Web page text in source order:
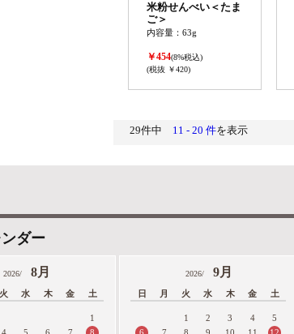
米粉せんべい＜たま
ご＞
内容量：63g
￥454(8%税込)
(税抜 ￥420)
29件中 11 - 20 件を表示
ダー
2026/ 8月
火 水 木 金 土
1
2026/ 9月
日 月 火 水 木 金 土
1 2 3 4
5